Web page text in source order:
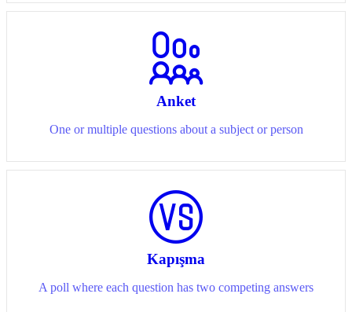
Anket
One or multiple questions about a subject or person
Kapışma
A poll where each question has two competing answers